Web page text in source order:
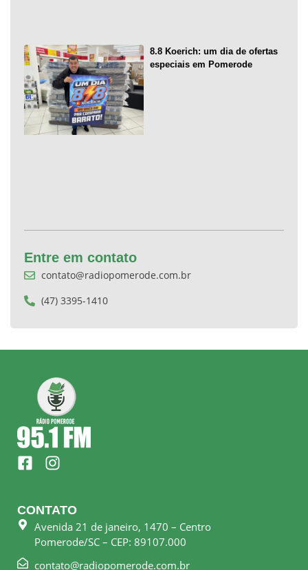
8.8 Koerich: um dia de ofertas
especiais em Pomerode
Entre em contato
contato@radiopomerode.com.br
(47) 3395-1410
F
a
e
b
o
k
I
n
t
a
g
r
a
CONTATO
Avenida 21 de janeiro, 1470 – Centro
Pomerode/SC – CEP: 89107.000
contato@radiopomerode.com.br